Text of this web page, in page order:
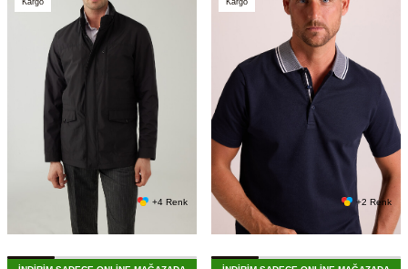
Kargo
+4 Renk
Kargo
+2 Renk